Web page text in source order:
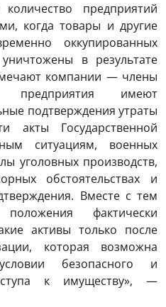
предприятий
когда товары и другие
оккупированных
в результате
компании — члены
предприятия имеют
подтверждения утраты
акты Государственной
ситуациям, военных
уголовных производств,
обстоятельствах и
Вместе с тем
фактически
активы только после
которая возможна
безопасного и
к имуществу», —